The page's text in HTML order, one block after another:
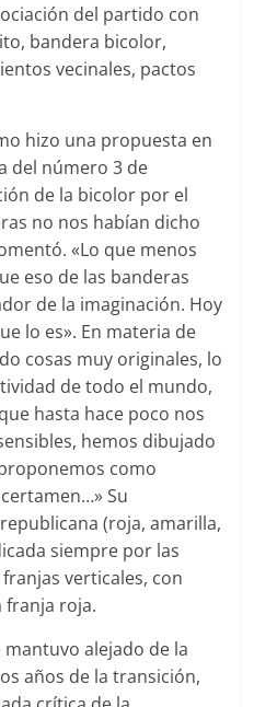
del partido con
bandera bicolor,
vecinales, pactos
hizo una propuesta en
del número 3 de
de la bicolor por el
no nos habían dicho
«Lo que menos
eso de las banderas
de la imaginación. Hoy
lo es». En materia de
cosas muy originales, lo
de todo el mundo,
hasta hace poco nos
hemos dibujado
como
Su
(roja, amarilla,
siempre por las
verticales, con
franja roja.
alejado de la
años de la transición,